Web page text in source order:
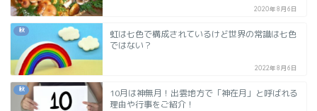
2020年8月6日
秋
虹は七色で構成されているけど世界の常識は七色
ではない？
2022年8月6日
秋
10月は神無月！出雲地方で「神在月」と呼ばれる
理由や行事をご紹介！